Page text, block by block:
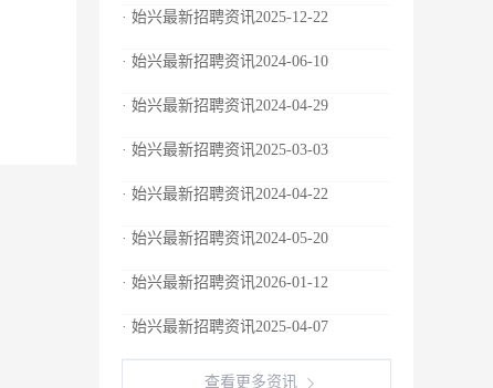
· 始兴最新招聘资讯2025-12-22
· 始兴最新招聘资讯2024-06-10
· 始兴最新招聘资讯2024-04-29
· 始兴最新招聘资讯2025-03-03
· 始兴最新招聘资讯2024-04-22
· 始兴最新招聘资讯2024-05-20
· 始兴最新招聘资讯2026-01-12
· 始兴最新招聘资讯2025-04-07
查看更多资讯